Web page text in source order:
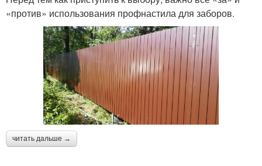
«против» использования профнастила для заборов.
читать дальше →